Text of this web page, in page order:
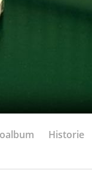
Historie